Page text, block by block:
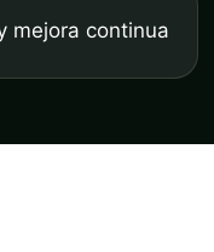
mejora continua